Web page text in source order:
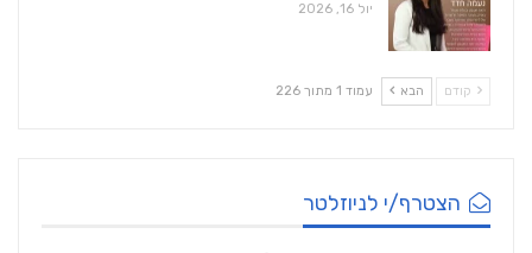
יול 16, 2026
קודם הבא עמוד 1 מתוך 226
הצטרף/י לניוזלטר